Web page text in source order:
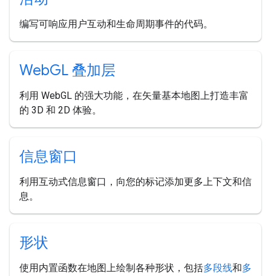
编写可响应用户互动和生命周期事件的代码。
WebGL 叠加层
利用 WebGL 的强大功能，在矢量基本地图上打造丰富
的 3D 和 2D 体验。
信息窗口
利用互动式信息窗口，向您的标记添加更多上下文和信
息。
形状
使用内置函数在地图上绘制各种形状，包括多段线和多